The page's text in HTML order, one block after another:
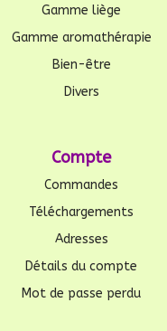
Gamme liège
Gamme aromathérapie
Bien-être
Divers
Compte
Commandes
Téléchargements
Adresses
Détails du compte
Mot de passe perdu